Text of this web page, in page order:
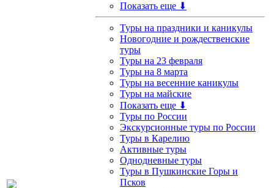
Показать еще ⬇
Туры на праздники и каникулы
Новогодние и рождественские
туры
Туры на 23 февраля
Туры на 8 марта
Туры на весенние каникулы
Туры на майские
Показать еще ⬇
Туры по России
Экскурсионные туры по России
Туры в Карелию
Активные туры
Однодневные туры
Туры в Пушкинские Горы и
Псков